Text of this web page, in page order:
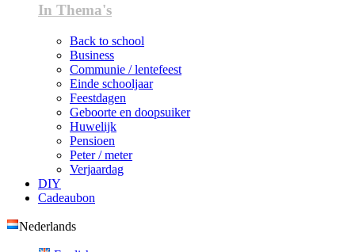
In Thema's
Back to school
Business
Communie / lentefeest
Einde schooljaar
Feestdagen
Geboorte en doopsuiker
Huwelijk
Pensioen
Peter / meter
Verjaardag
DIY
Cadeaubon
Nederlands